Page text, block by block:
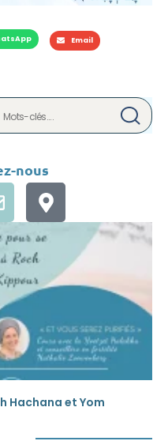
Email
nous
Hachana et Yom